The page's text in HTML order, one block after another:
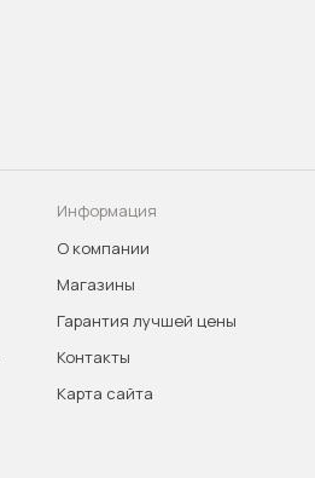
Информация
О компании
Магазины
Гарантия лучшей цены
Контакты
Карта сайта